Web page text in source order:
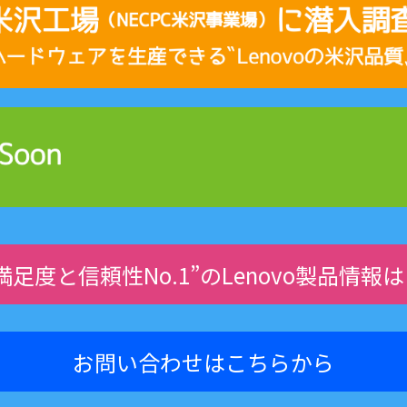
足度と信頼性No.1”のLenovo製品情報
お問い合わせはこちらから